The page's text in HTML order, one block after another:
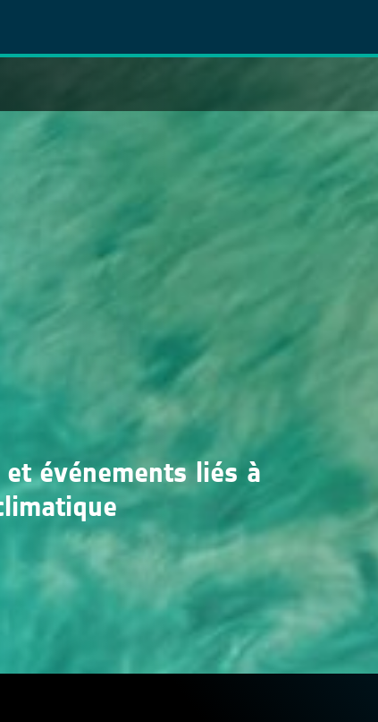
événements liés à